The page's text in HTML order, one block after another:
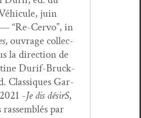
juin
“Re-Cer­vo”, in
, ouvrage col­lec­
la direc­tion de
Durif-Bruck­
Clas­siques Gar­
-Je dis désirS,
rassem­blés par